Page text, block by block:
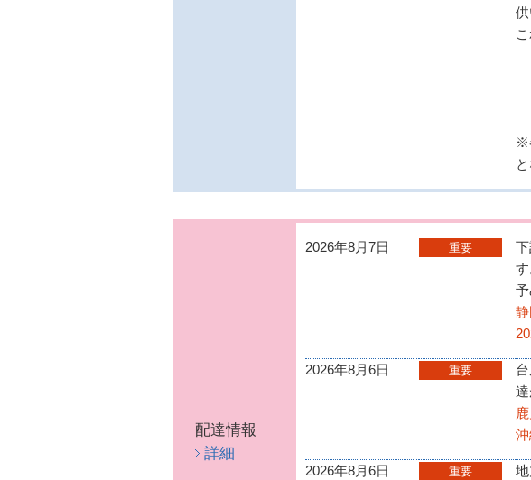
供
※
配達情報
詳細
2026年8月7日 重要
す
予
2026年8月6日 重要
2026年8月6日 重要